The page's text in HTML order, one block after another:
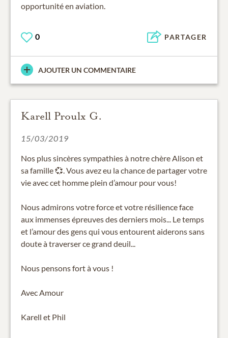
opportunité en aviation.
0 PARTAGER
AJOUTER UN COMMENTAIRE
Karell Proulx G.
15/03/2019
Nos plus sincères sympathies à notre chère Alison et
sa famille 💞. Vous avez eu la chance de partager votre
vie avec cet homme plein d’amour pour vous!
Nous admirons votre force et votre résilience face
aux immenses épreuves des derniers mois... Le temps
et l’amour des gens qui vous entourent aiderons sans
doute à traverser ce grand deuil...
Nous pensons fort à vous !
Avec Amour
Karell et Phil